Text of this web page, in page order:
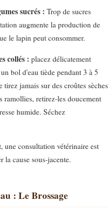
sucrés : Trop de sucres
augmente la production de
le lapin peut consommer.
collés : placez délicatement
bol d'eau tiède pendant 3 à 5
jamais sur des croûtes sèches
retirez-les doucement
humide. Séchez
une consultation vétérinaire est
cause sous-jacente.
: Le Brossage